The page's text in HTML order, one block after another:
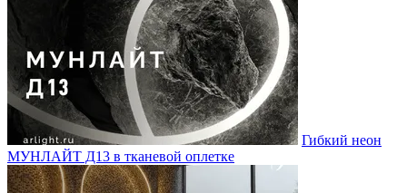
Гибкий неон
МУНЛАЙТ Д13 в тканевой оплетке